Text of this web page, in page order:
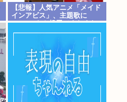
【悲報】人気アニメ「メイド
インアビス」、主題歌に
VTuberさん起用でまたまた
また炎上www